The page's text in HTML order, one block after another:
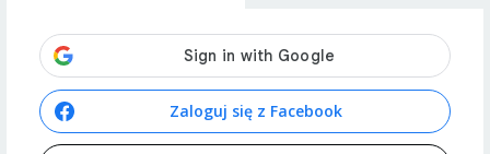
Zaloguj się z Facebook